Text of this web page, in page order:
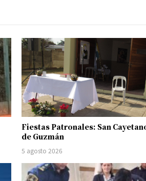
Fiestas Patronales: San
de Guzmán
5 agosto 2026